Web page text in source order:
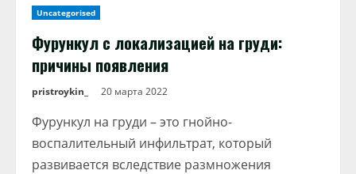
Uncategorised
Фурункул с локализацией на груди:
причины появления
pristroykin_ 20 марта 2022
Фурункул на груди – это гнойно-
воспалительный инфильтрат, который
развивается вследствие размножения